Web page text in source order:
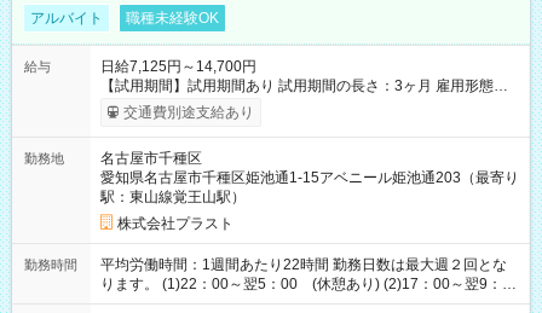
アルバイト 職種未経験OK
給与
日給7,125円～14,700円
【試用期間】試用期間あり 試用期間の長さ：3ヶ月 雇用形態、
給与は本採用時と同じです。
交通費別途支給あり
勤務地
名古屋市千種区
愛知県名古屋市千種区姫池通1-15アベニール姫池通203（最寄り
駅：東山線覚王山駅）
株式会社プラスト
勤務時間
平均労働時間：1週間あたり22時間 勤務日数は最大週２回とな
ります。 (1)22：00～翌5：00 (休憩あり) (2)17：00～翌9：
00 (休憩あり) ３６協定提出済 平均労働時間：1週間あたり22